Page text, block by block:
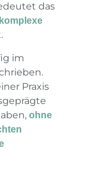
das
komplexe
im
Praxis
ohne